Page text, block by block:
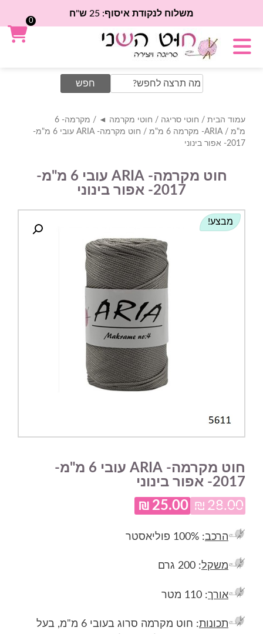
משלוח לנקודת איסוף: 25 ש"ח
Search
for:
עמוד הבית / חוטי סריגה / חוטי מקרמה ◄ /
מקרמה- 6
מ"מ /ARIA- מקרמה 6 מ"מ
/ חוט מקרמה- ARIA עובי 6 מ"מ-
2017- אפור בינוני
חוט מקרמה- ARIA עובי 6 מ"מ-
2017- אפור בינוני
מבצע!
חוט מקרמה- ARIA עובי 6 מ"מ-
2017- אפור בינוני
₪ 28.00
המחיר
המקורי
₪28.00.
₪ 25.00
הרכב: 100% פוליאסטר
משקל: 200 גרם
אורך: 110 מטר
תכונות
: חוט מקרמה סרוג בעובי 6 מ"מ, בעל
0